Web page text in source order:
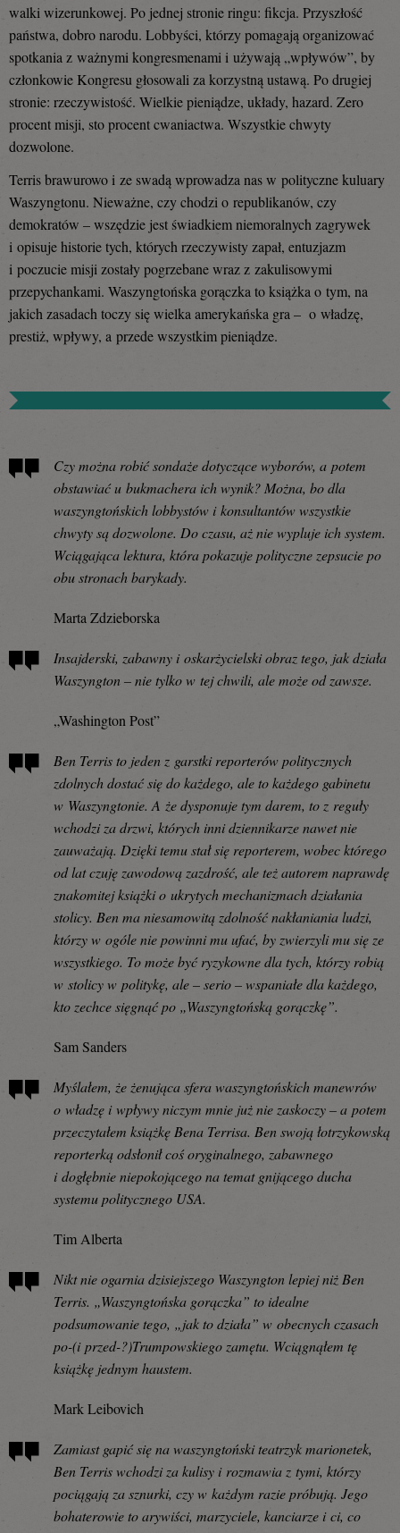
walki wizerunkowej. Po jednej stronie ringu: fikcja. Przyszłość
państwa, dobro narodu. Lobbyści, którzy pomagają organizować
spotkania z ważnymi kongresmenami i używają „wpływów”, by
członkowie Kongresu głosowali za korzystną ustawą. Po drugiej
stronie: rzeczywistość. Wielkie pieniądze, układy, hazard. Zero
procent misji, sto procent cwaniactwa. Wszystkie chwyty
dozwolone.
Terris brawurowo i ze swadą wprowadza nas w polityczne kuluary
Waszyngtonu. Nieważne, czy chodzi o republikanów, czy
demokratów – wszędzie jest świadkiem niemoralnych zagrywek
i opisuje historie tych, których rzeczywisty zapał, entuzjazm
i poczucie misji zostały pogrzebane wraz z zakulisowymi
przepychankami. Waszyngtońska gorączka to książka o tym, na
jakich zasadach toczy się wielka amerykańska gra – o władzę,
prestiż, wpływy, a przede wszystkim pieniądze.
Czy można robić sondaże dotyczące wyborów, a potem
obstawiać u bukmachera ich wynik? Można, bo dla
waszyngtońskich lobbystów i konsultantów wszystkie
chwyty są dozwolone. Do czasu, aż nie wypluje ich system.
Wciągająca lektura, która pokazuje polityczne zepsucie po
obu stronach barykady.
Marta Zdzieborska
Insajderski, zabawny i oskarżycielski obraz tego, jak działa
Waszyngton – nie tylko w tej chwili, ale może od zawsze.
„Washington Post”
Ben Terris to jeden z garstki reporterów politycznych
zdolnych dostać się do każdego, ale to każdego gabinetu
w Waszyngtonie. A że dysponuje tym darem, to z reguły
wchodzi za drzwi, których inni dziennikarze nawet nie
zauważają. Dzięki temu stał się reporterem, wobec którego
od lat czuję zawodową zazdrość, ale też autorem naprawdę
znakomitej książki o ukrytych mechanizmach działania
stolicy. Ben ma niesamowitą zdolność nakłaniania ludzi,
którzy w ogóle nie powinni mu ufać, by zwierzyli mu się ze
wszystkiego. To może być ryzykowne dla tych, którzy robią
w stolicy w politykę, ale – serio – wspaniałe dla każdego,
kto zechce sięgnąć po „Waszyngtońską gorączkę”.
Sam Sanders
Myślałem, że żenująca sfera waszyngtońskich manewrów
o władzę i wpływy niczym mnie już nie zaskoczy – a potem
przeczytałem książkę Bena Terrisa. Ben swoją łotrzykowską
reporterką odsłonił coś oryginalnego, zabawnego
i dogłębnie niepokojącego na temat gnijącego ducha
systemu politycznego USA.
Tim Alberta
Nikt nie ogarnia dzisiejszego Waszyngton lepiej niż Ben
Terris. „Waszyngtońska gorączka” to idealne
podsumowanie tego, „jak to działa” w obecnych czasach
po-(i przed-?)Trumpowskiego zamętu. Wciągnąłem tę
książkę jednym haustem.
Mark Leibovich
Zamiast gapić się na waszyngtoński teatrzyk marionetek,
Ben Terris wchodzi za kulisy i rozmawia z tymi, którzy
pociągają za sznurki, czy w każdym razie próbują. Jego
bohaterowie to arywiści, marzyciele, kanciarze i ci, co